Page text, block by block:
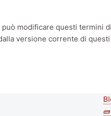
può modificare questi termini
versione corrente di
🧱